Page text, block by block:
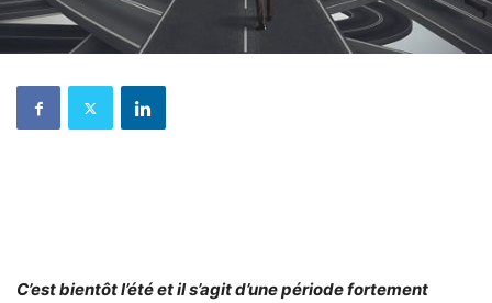
C’est bientôt l’été et il s’agit d’une période fortement